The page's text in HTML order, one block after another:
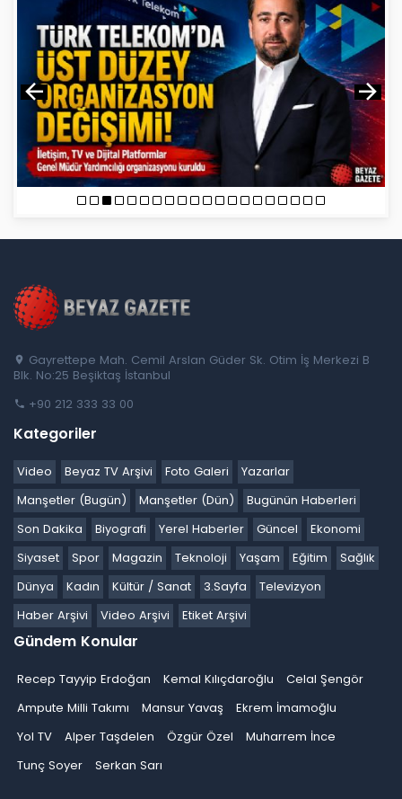
Gayrettepe Mah. Cemil Arslan Güder Sk. Otim İş Merkezi B
Blk. No:25 Beşiktaş İstanbul
+90 212 333 33 00
Kategoriler
Video Beyaz TV Arşivi Foto Galeri
Yazarlar
Manşetler (Bugün)
Manşetler (Dün)
Bugünün Haberleri
Son Dakika
Biyografi Yerel Haberler Güncel
Ekonomi
Siyaset
Spor Magazin Teknoloji Yaşam Eğitim
Sağlık
Dünya
Kadın Kültür / Sanat 3.Sayfa
Televizyon
Haber Arşivi
Video Arşivi Etiket Arşivi
Gündem Konular
Recep Tayyip Erdoğan Kemal Kılıçdaroğlu
Celal Şengör
Ampute Milli Takımı
Mansur Yavaş
Ekrem İmamoğlu
Yol TV
Alper Taşdelen Özgür Özel
Muharrem İnce
Tunç Soyer
Serkan Sarı